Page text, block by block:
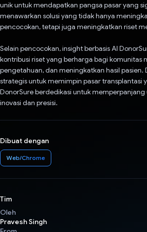
unik untuk mendapatkan pangsa pasar yang
menawarkan solusi yang tidak hanya
pencocokan, tetapi juga meningkatkan riset
Selain pencocokan, insight berbasis AI
kontribusi riset yang berharga bagi komunitas
pengetahuan, dan meningkatkan hasil pasien.
strategis untuk memimpin pasar transplantasi
DonorSure berdedikasi untuk memperpanjang
inovasi dan presisi.
Dibuat dengan
Web/Chrome
Tim
Oleh
Pravesh Singh